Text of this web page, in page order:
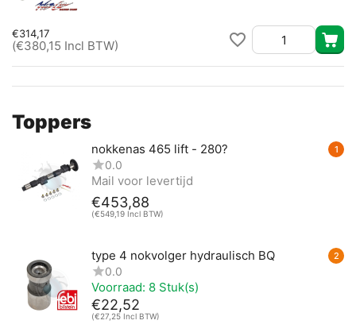
€314,17
(€380,15 Incl BTW)
Toppers
1
nokkenas 465 lift - 280?
0.0
Mail voor levertijd
€453,88
(€549,19 Incl BTW)
2
type 4 nokvolger hydraulisch BQ
0.0
Voorraad: 8 Stuk(s)
€22,52
(€27,25 Incl BTW)